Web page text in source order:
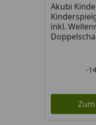
Akubi
inkl.
-